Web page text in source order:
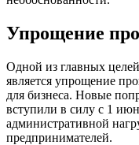
Упрощение
Одной из главных
является упрощение
для бизнеса. Новые
вступили в силу с 1
административной
предпринимателей.